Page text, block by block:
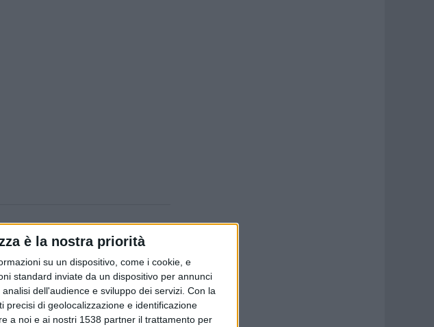
è la nostra priorità
su un dispositivo, come i cookie, e
standard inviate da un dispositivo per annunci
dell'audience e sviluppo dei servizi. Con la
di geolocalizzazione e identificazione
a noi e ai nostri 1538 partner il trattamento per